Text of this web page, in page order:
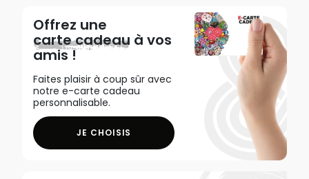
Offrez une
carte cadeau à vos
amis !
Faites plaisir à coup sûr avec
notre e-carte cadeau
personnalisable.
JE CHOISIS